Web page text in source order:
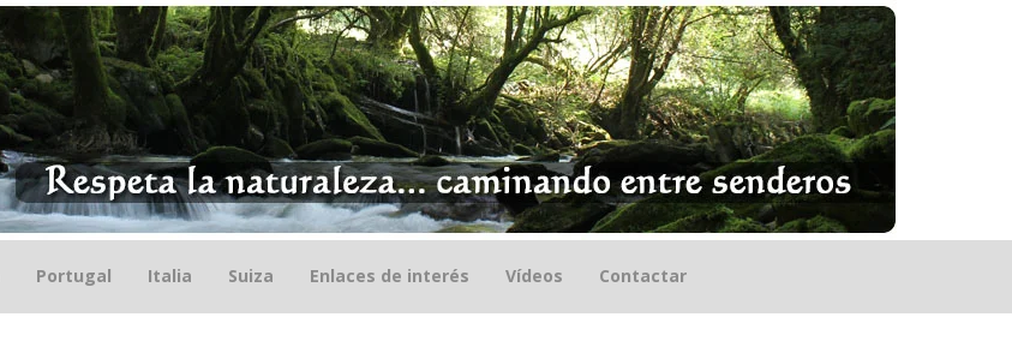
Portugal Italia Suiza Enlaces de interés Vídeos Contactar